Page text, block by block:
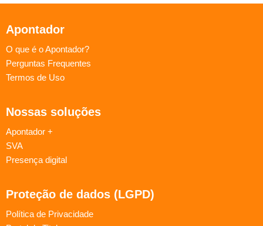
Apontador
O que é o Apontador?
Perguntas Frequentes
Termos de Uso
Nossas soluções
Apontador +
SVA
Presença digital
Proteção de dados (LGPD)
Política de Privacidade